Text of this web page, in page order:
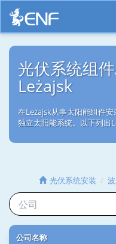
光伏系统组
Leżajsk
在Leżajsk从事太阳能组件
独立太阳能系统。以下列出
光伏系统安装
公司名称